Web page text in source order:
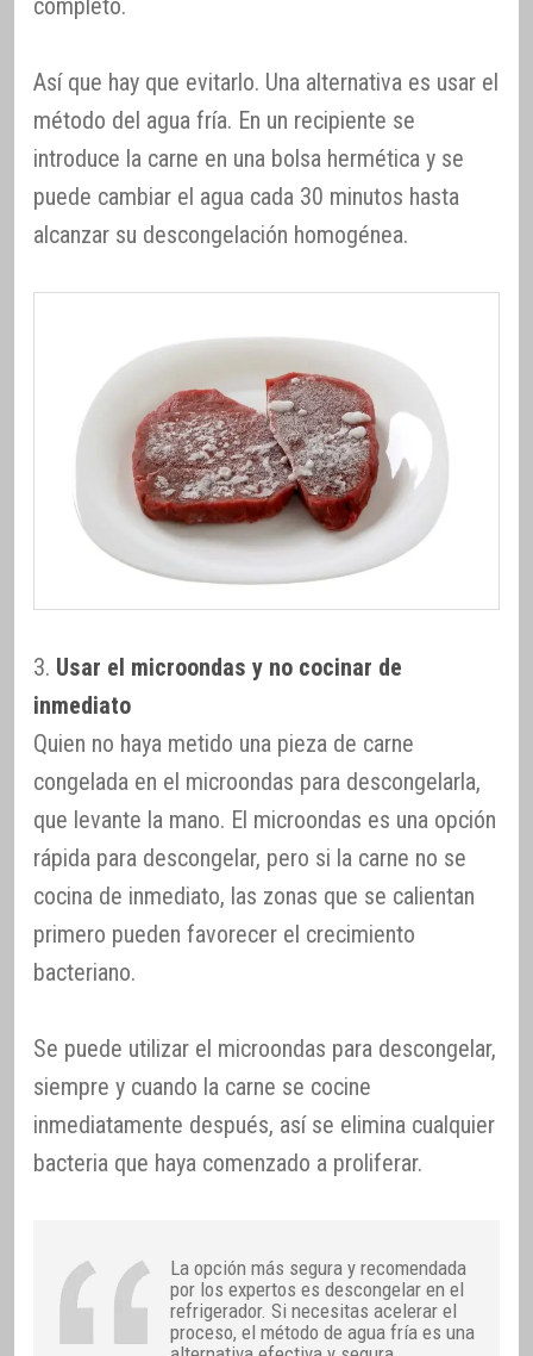
completo.
Así que hay que evitarlo. Una alternativa es usar el
método del agua fría. En un recipiente se
introduce la carne en una bolsa hermética y se
puede cambiar el agua cada 30 minutos hasta
alcanzar su descongelación homogénea.
3. Usar el microondas y no cocinar de
inmediato
Quien no haya metido una pieza de carne
congelada en el microondas para descongelarla,
que levante la mano. El microondas es una opción
rápida para descongelar, pero si la carne no se
cocina de inmediato, las zonas que se calientan
primero pueden favorecer el crecimiento
bacteriano.
Se puede utilizar el microondas para descongelar,
siempre y cuando la carne se cocine
inmediatamente después, así se elimina cualquier
bacteria que haya comenzado a proliferar.
La opción más segura y recomendada
por los expertos es descongelar en el
refrigerador. Si necesitas acelerar el
proceso, el método de agua fría es una